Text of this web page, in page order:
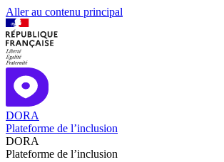
Aller au contenu principal
DORA
Plateforme de l’inclusion
DORA
Plateforme de l’inclusion